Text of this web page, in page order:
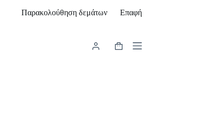
Παρακολούθηση δεμάτων Επαφή
Καλάθι